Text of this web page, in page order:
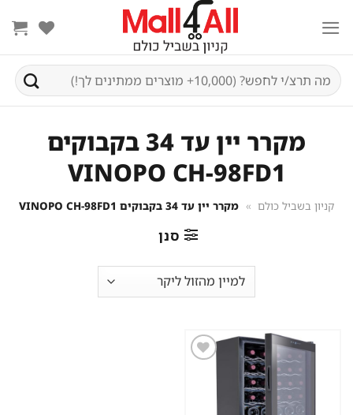
content
חיפוש
עבור:
מקרר יין עד 34 בקבוקים
VINOPO CH-98FD1
קניון בשביל כולם » מקרר יין עד 34 בקבוקים VINOPO CH-98FD1
סנן